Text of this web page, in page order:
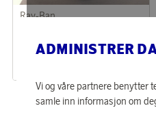
Ray-Ban
Solglasögon Boyfriend Black Green Pol
51 920 poeng
ADMINISTRER
Vi og våre partnere benytter
samle inn informasjon om